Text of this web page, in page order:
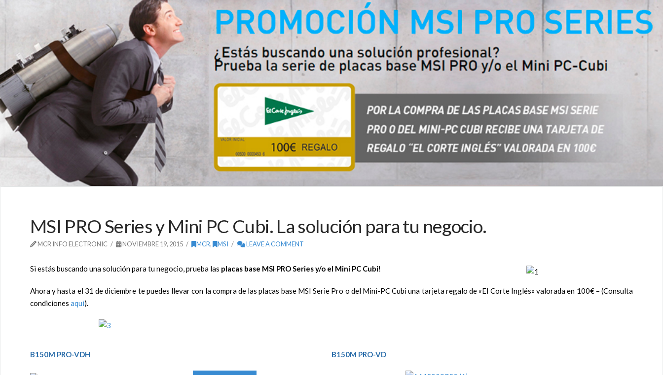
MSI PRO Series y Mini PC Cubi. La solución para tu negocio.
MCR INFO ELECTRONIC NOVIEMBRE 19, 2015 MCR, MSI LEAVE A COMMENT
Si estás buscando una solución para tu negocio, prueba las placas base MSI PRO Series y/o el Mini PC Cubi!
Ahora y hasta el 31 de diciembre te puedes llevar con la compra de las placas base MSI Serie Pro o del Mini-PC Cubi una tarjeta regalo de «El Corte Inglés» valorada en 100€ – (Consulta
condiciones aquí).
B150M PRO-VDH B150M PRO-VD